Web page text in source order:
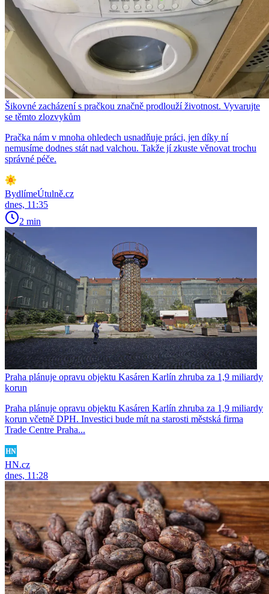
Šikovné zacházení s pračkou značně prodlouží životnost. Vyvarujte
se těmto zlozvykům
Pračka nám v mnoha ohledech usnadňuje práci, jen díky ní
nemusíme dodnes stát nad valchou. Takže jí zkuste věnovat trochu
správné péče.
BydlímeÚtulně.cz
dnes, 11:35
2 min
Praha plánuje opravu objektu Kasáren Karlín zhruba za 1,9 miliardy
korun
Praha plánuje opravu objektu Kasáren Karlín zhruba za 1,9 miliardy
korun včetně DPH. Investici bude mít na starosti městská firma
Trade Centre Praha...
HN.cz
dnes, 11:28